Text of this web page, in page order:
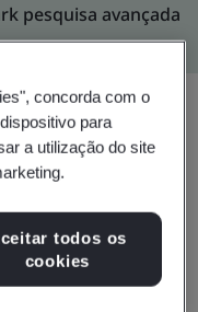
pesquisa avançada
Download
concorda com o
para
a utilização do site
todos os
cookies